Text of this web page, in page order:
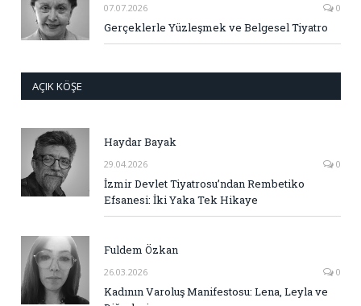
07.07.2026 0
Gerçeklerle Yüzleşmek ve Belgesel Tiyatro
AÇIK KÖŞE
Haydar Bayak
29.04.2026 0
İzmir Devlet Tiyatrosu’ndan Rembetiko
Efsanesi: İki Yaka Tek Hikaye
Fuldem Özkan
26.03.2026 0
Kadının Varoluş Manifestosu: Lena, Leyla ve